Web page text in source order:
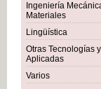
Ingeniería
Materiales
Lingüística
Otras Tecnologías
Aplicadas
Varios